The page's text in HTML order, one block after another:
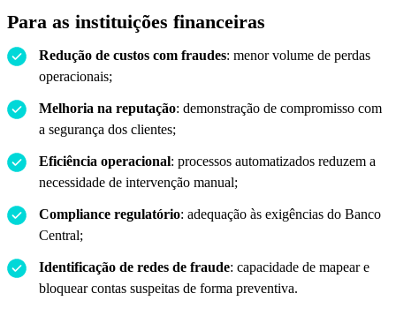
Para as instituições financeiras
Redução de custos com fraudes: menor volume de perdas
operacionais;
Melhoria na reputação: demonstração de compromisso com
a segurança dos clientes;
Eficiência operacional: processos automatizados reduzem a
necessidade de intervenção manual;
Compliance regulatório: adequação às exigências do Banco
Central;
Identificação de redes de fraude: capacidade de mapear e
bloquear contas suspeitas de forma preventiva.